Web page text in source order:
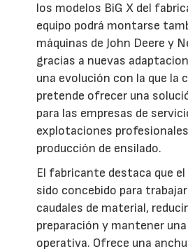
los modelos BiG X del
equipo podrá montarse
máquinas de John Deere y
gracias a nuevas
una evolución con la que la
pretende ofrecer una
para las empresas de
explotaciones
producción de ensilado.
El fabricante destaca que
sido concebido para
caudales de material,
preparación y mantener
operativa. Ofrece una